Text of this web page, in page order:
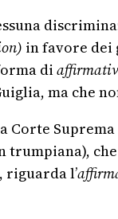
in favore dei
di
ma che
trumpiana),
riguarda l’